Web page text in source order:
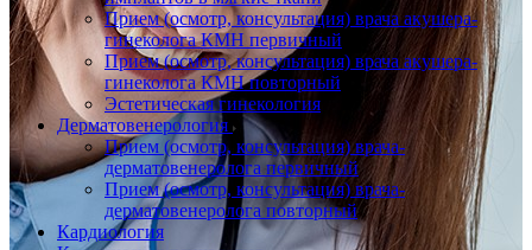
Прием (осмотр, консультация) врача акушера-
гинеколога КМН первичный
Прием (осмотр, консультация) врача акушера-
гинеколога КМН повторный
Эстетическая гинекология
Дерматовенерология
Прием (осмотр, консультация) врача-
дерматовенеролога первичный
Прием (осмотр, консультация) врача-
дерматовенеролога повторный
Кардиология